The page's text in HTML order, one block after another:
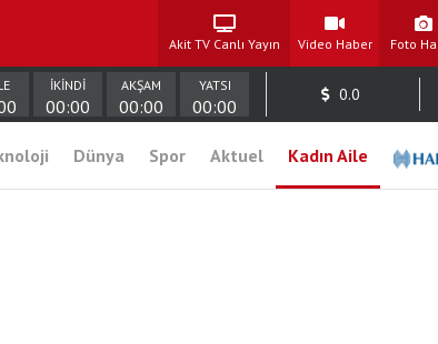
Akit TV Canlı Yayın Video Haber Foto
İKİNDİ
00:00
AKŞAM
00:00
YATSI
00:00
0.0
Dünya Spor Aktuel Kadın Aile